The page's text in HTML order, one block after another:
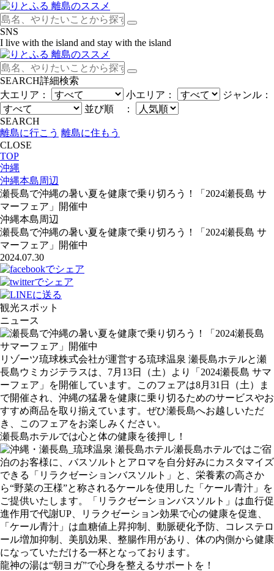
SNS
I live with the island and stay with the island
SEARCH詳細検索
大エリア：
小エリア：
ジャンル：
並び順 ：
SEARCH
離島に行こう 離島に住もう
CLOSE
TOP
沖縄
沖縄本島周辺
瀬長島で沖縄の暑い夏を健康で乗り切ろう！「2024瀬長島 サ
マーフェア」開催中
沖縄本島周辺
瀬長島で沖縄の暑い夏を健康で乗り切ろう！「2024瀬長島 サ
マーフェア」開催中
2024.07.30
観光スポット
ニュース
リゾーツ琉球株式会社が運営する琉球温泉 瀬長島ホテルと瀬
長島ウミカジテラスは、7月13日（土）より「2024瀬長島 サマ
ーフェア」を開催しています。このフェアは8月31日（土）ま
で開催され、沖縄の猛暑を健康に乗り切るためのサービスやお
すすめ商品を取り揃えています。ぜひ瀬長島へお越しいただ
き、このフェアをお楽しみください。
瀬長島ホテルでは心と体の健康を後押し！
瀬長島ホテルではご宿
泊のお客様に、バスソルトとアロマを自分好みにカスタマイズ
できる「リラクゼーションバスソルト」と、栄養素の高さか
ら“野菜の王様”と称されるケールを使用した「ケール青汁」を
ご提供いたします。「リラクゼーションバスソルト」は血行促
進作用で代謝UP、リラクゼーション効果で心の健康を促進、
「ケール青汁」は血糖値上昇抑制、動脈硬化予防、コレステロ
ール増加抑制、美肌効果、整腸作用があり、体の内側から健康
になっていただける一杯となっております。
龍神の湯は“朝ヨガ”で心身を整えるサポートを！